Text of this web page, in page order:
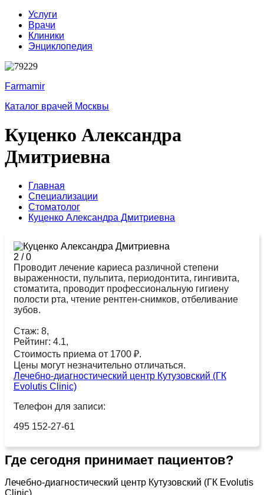
Услуги
Врачи
Клиники
Энциклопедия
Farmamir
Каталог врачей Москвы
Куценко Александра
Дмитриевна
Главная
Специализации
Стоматолог
Куценко Александра Дмитриевна
2 /0
Проводит лечение кариеса различной степени
выраженности, пульпита, периодонтита, гингивита,
стоматита, проводит профессиональную гигиену
полости рта, чтение рентген-снимков, отбеливание
зубов.
Стаж: 8,
Рейтинг: 4.1,
Стоимость приема от 1700 ₽.
Цены могут незначительно отличаться.
Лечебно-диагностический центр Кутузовский (ГК
Evolutis Clinic)
Телефон для записи:
495 152-27-61
Где сегодня принимает пациентов?
Лечебно-диагностический центр Кутузовский (ГК Evolutis
Clinic)